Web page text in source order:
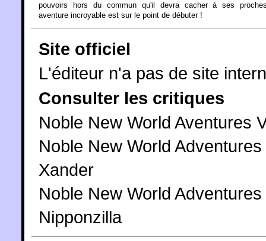
pouvoirs hors du commun qu'il devra cacher à ses
aventure incroyable est sur le point de débuter !
Site officiel
L'éditeur n'a pas de site
Consulter les critiques
Noble New World Aventures
Noble New World
Xander
Noble New World
Nipponzilla